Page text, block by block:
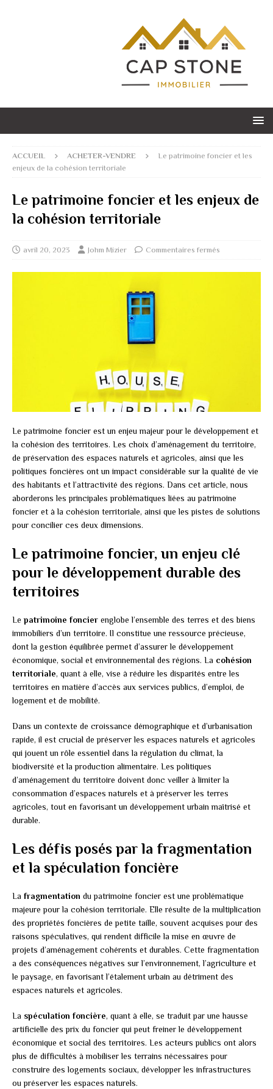
ACCUEIL ACHETER-VENDRE
Le patrimoine foncier et les
enjeux de la cohésion territoriale
Le patrimoine foncier et les enjeux de
la cohésion territoriale
avril 20, 2023 Johm Mizier Commentaires fermés
Le patrimoine foncier est un enjeu majeur pour le développement et
la cohésion des territoires. Les choix d’aménagement du territoire,
de préservation des espaces naturels et agricoles, ainsi que les
politiques foncières ont un impact considérable sur la qualité de vie
des habitants et l’attractivité des régions. Dans cet article, nous
aborderons les principales problématiques liées au patrimoine
foncier et à la cohésion territoriale, ainsi que les pistes de solutions
pour concilier ces deux dimensions.
Le patrimoine foncier, un enjeu clé
pour le développement durable des
territoires
Le patrimoine foncier englobe l’ensemble des terres et des biens
immobiliers d’un territoire. Il constitue une ressource précieuse,
dont la gestion équilibrée permet d’assurer le développement
économique, social et environnemental des régions. La cohésion
territoriale, quant à elle, vise à réduire les disparités entre les
territoires en matière d’accès aux services publics, d’emploi, de
logement et de mobilité.
Dans un contexte de croissance démographique et d’urbanisation
rapide, il est crucial de préserver les espaces naturels et agricoles
qui jouent un rôle essentiel dans la régulation du climat, la
biodiversité et la production alimentaire. Les politiques
d’aménagement du territoire doivent donc veiller à limiter la
consommation d’espaces naturels et à préserver les terres
agricoles, tout en favorisant un développement urbain maîtrisé et
durable.
Les défis posés par la fragmentation
et la spéculation foncière
La fragmentation du patrimoine foncier est une problématique
majeure pour la cohésion territoriale. Elle résulte de la multiplication
des propriétés foncières de petite taille, souvent acquises pour des
raisons spéculatives, qui rendent difficile la mise en œuvre de
projets d’aménagement cohérents et durables. Cette fragmentation
a des conséquences négatives sur l’environnement, l’agriculture et
le paysage, en favorisant l’étalement urbain au détriment des
espaces naturels et agricoles.
La spéculation foncière, quant à elle, se traduit par une hausse
artificielle des prix du foncier qui peut freiner le développement
économique et social des territoires. Les acteurs publics ont alors
plus de difficultés à mobiliser les terrains nécessaires pour
construire des logements sociaux, développer les infrastructures
ou préserver les espaces naturels.